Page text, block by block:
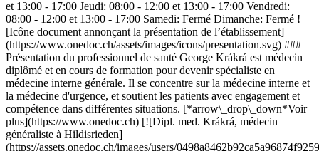
et 13:00 - 17:00 Jeudi: 08:00 - 12:00 et 13:00 - 17:00 Vendredi:
08:00 - 12:00 et 13:00 - 17:00 Samedi: Fermé Dimanche: Fermé !
[Icône document annonçant la présentation de l’établissement]
(https://www.onedoc.ch/assets/images/icons/presentation.svg) ###
Présentation du professionnel de santé George Krákrá est médecin
diplômé et en cours de formation pour devenir spécialiste en
médecine interne générale. Il se concentre sur la médecine interne et
la médecine d'urgence, et soutient les patients avec engagement et
compétence dans différentes situations. [*arrow\_drop\_down*Voir
plus](https://www.onedoc.ch) [![Dipl. med. Krákrá, médecin
généraliste à Hildisrieden]
(https://assets.onedoc.ch/images/users/